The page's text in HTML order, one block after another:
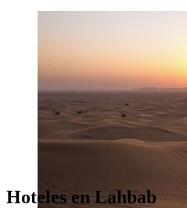
Hoteles en Lahbab